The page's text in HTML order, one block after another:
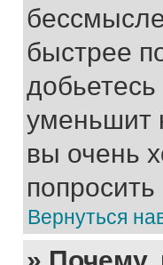
быстрее
уменьшит
вы очень
Вернуться